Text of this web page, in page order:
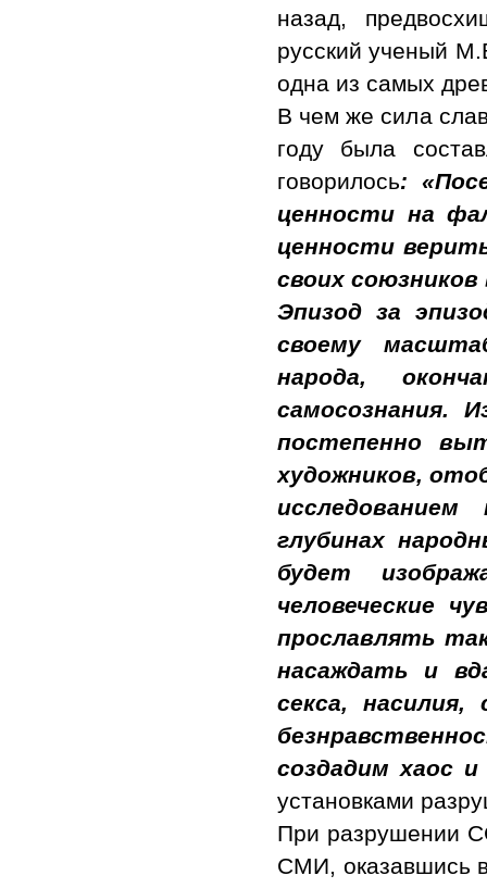
назад,
русский ученый
одна из самых
В чем же сила
году была
говорилось:
ценности на
ценности
своих
Эпизод за
своему
народа,
самосознания.
постепенно
художников,
глубинах
будет
человеческие
прославлять
насаждать и
секса, насилия,
создадим хаос и
установками
При разрушении
СМИ, оказавшись